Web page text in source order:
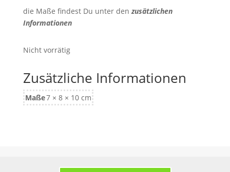
die Maße findest Du unter denzusätzlichen
Informationen
Nicht vorrätig
Zusätzliche Informationen
Maße7 × 8 × 10 cm